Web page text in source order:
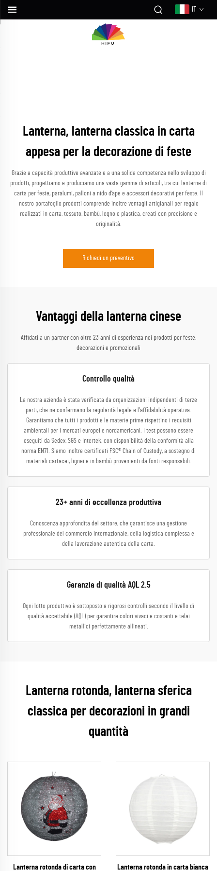
Lanterna, lanterna classica in carta
appesa per la decorazione di feste
Grazie a capacità produttive avanzate e a una solida competenza nello sviluppo di
prodotti, progettiamo e produciamo una vasta gamma di articoli, tra cui lanterne di
carta per feste, paralumi, palloni a nido d’ape e accessori decorativi per feste. Il
nostro portafoglio prodotti comprende inoltre ventagli artigianali per regalo
realizzati in carta, tessuto, bambù, legno e plastica, creati con precisione e
originalità.
Richiedi un preventivo
Vantaggi della lanterna cinese
Affidati a un partner con oltre 23 anni di esperienza nei prodotti per feste,
decorazioni e promozionali
Controllo qualità
La nostra azienda è stata verificata da organizzazioni indipendenti di terze
parti, che ne confermano la regolarità legale e l'affidabilità operativa.
Garantiamo che tutti i prodotti e le materie prime rispettino i requisiti
ambientali per i mercati europei e nordamericani. I test possono essere
eseguiti da Sedex, SGS e Intertek, con disponibilità della conformità alla
norma EN71. Siamo inoltre certificati FSC® Chain of Custody, a sostegno di
materiali cartacei, lignei e in bambù provenienti da fonti responsabili.
23+ anni di eccellenza produttiva
Conoscenza approfondita del settore, che garantisce una gestione
professionale del commercio internazionale, della logistica complessa e
della lavorazione autentica della carta.
Garanzia di qualità AQL 2.5
Ogni lotto produttivo è sottoposto a rigorosi controlli secondo il livello di
qualità accettabile (AQL) per garantire colori vivaci e costanti e telai
metallici perfettamente allineati.
Lanterna rotonda, lanterna sferica
classica per decorazioni in grandi
quantità
Lanterna rotonda di carta con Lanterna rotonda in carta bianca